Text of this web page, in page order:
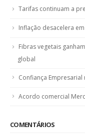
Tarifas continuam a
Inflação desacelera
Fibras vegetais
global
Confiança Empresarial
Acordo comercial
COMENTÁRIOS